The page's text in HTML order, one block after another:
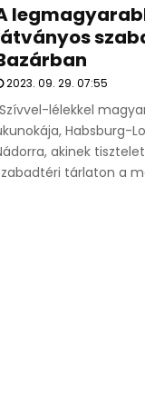
2023. 09. 29. 07:55
lélekkel
Habsburg-
akinek
tárlaton a